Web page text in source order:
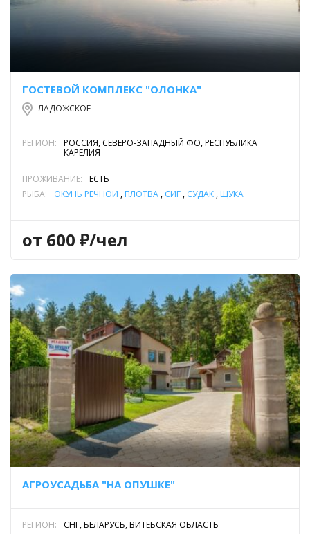
ГОСТЕВОЙ КОМПЛЕКС "ОЛОНКА"
ЛАДОЖСКОЕ
РЕГИОН:
РОССИЯ, СЕВЕРО-ЗАПАДНЫЙ ФО, РЕСПУБЛИКА
КАРЕЛИЯ
ПРОЖИВАНИЕ:
ЕСТЬ
РЫБА:
ОКУНЬ РЕЧНОЙ , ПЛОТВА , СИГ , СУДАК , ЩУКА
от 600 ₽/чел
АГРОУСАДЬБА "НА ОПУШКЕ"
РЕГИОН: СНГ, БЕЛАРУСЬ, ВИТЕБСКАЯ ОБЛАСТЬ